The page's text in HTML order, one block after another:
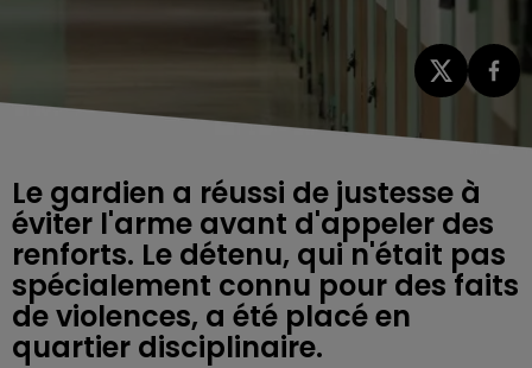
Le gardien a réussi de justesse à
éviter l'arme avant d'appeler des
renforts. Le détenu, qui n'était pas
spécialement connu pour des faits
de violences, a été placé en
quartier disciplinaire.